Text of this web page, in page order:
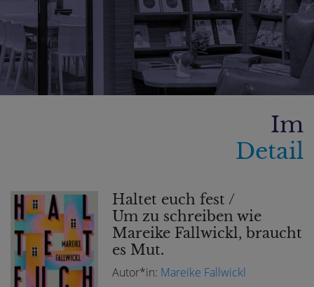
Im
Detail
Haltet euch fest /
Um zu schreiben wie
Mareike Fallwickl, braucht
es Mut.
Autor*in: Mareike Fallwickl